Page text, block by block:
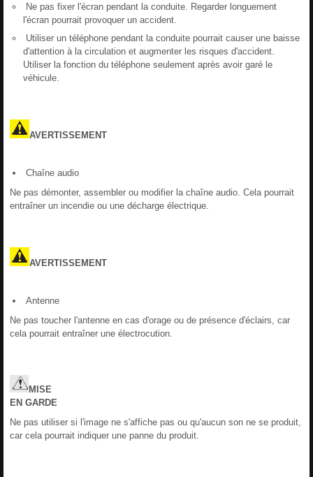
Ne pas fixer l'écran pendant la conduite. Regarder longuement
l'écran pourrait provoquer un accident.
Utiliser un téléphone pendant la conduite pourrait causer une baisse
d'attention à la circulation et augmenter les risques d'accident.
Utiliser la fonction du téléphone seulement après avoir garé le
véhicule.
AVERTISSEMENT
Chaîne audio
Ne pas démonter, assembler ou modifier la chaîne audio. Cela pourrait
entraîner un incendie ou une décharge électrique.
AVERTISSEMENT
Antenne
Ne pas toucher l'antenne en cas d'orage ou de présence d'éclairs, car
cela pourrait entraîner une électrocution.
MISE
EN GARDE
Ne pas utiliser si l'image ne s'affiche pas ou qu'aucun son ne se produit,
car cela pourrait indiquer une panne du produit.